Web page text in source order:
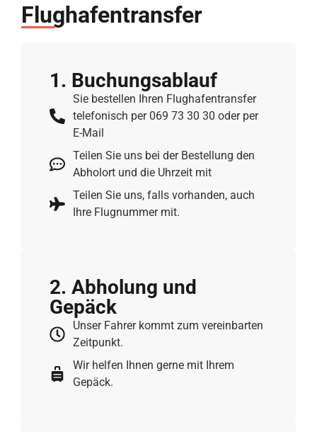
Flughafentransfer
1. Buchungs­ablauf
Sie bestellen Ihren Flughafentransfer
telefonisch per 069 73 30 30 oder per
E-Mail
Teilen Sie uns bei der Bestellung den
Abholort und die Uhrzeit mit
Teilen Sie uns, falls vorhanden, auch
Ihre Flugnummer mit.
2. Abholung und
Gepäck
Unser Fahrer kommt zum vereinbarten
Zeitpunkt.
Wir helfen Ihnen gerne mit Ihrem
Gepäck.